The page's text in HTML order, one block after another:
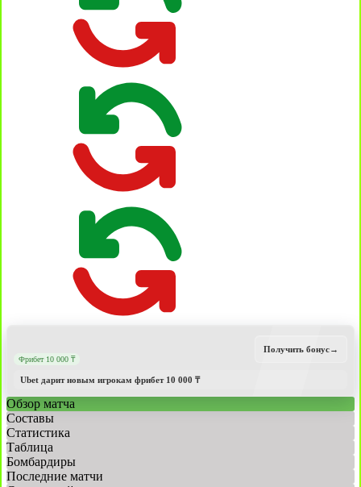
Фрибет 10 000 ₸
Ubet дарит новым игрокам фрибет 10 000 ₸
Получить бонус→
Обзор матча
Составы
Статистика
Таблица
Бомбардиры
Последние матчи